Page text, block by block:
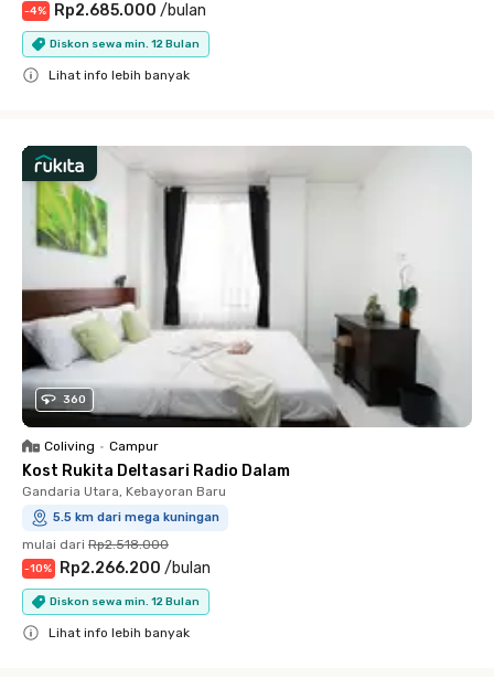
-4% Rp2.685.000 /bulan
Diskon sewa min. 12 Bulan
Lihat info lebih banyak
360
Coliving • Campur
Kost Rukita Deltasari Radio Dalam
Gandaria Utara, Kebayoran Baru
5.5 km dari mega kuningan
mulai dari Rp2.518.000
-10% Rp2.266.200 /bulan
Diskon sewa min. 12 Bulan
Lihat info lebih banyak